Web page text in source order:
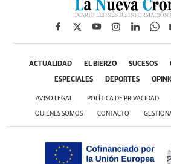
ACTUALIDAD EL BIERZO SUCESOS
ESPECIALES DEPORTES
AVISO LEGAL POLÍTICA DE PRIVACIDAD
QUIÉNES SOMOS CONTACTO